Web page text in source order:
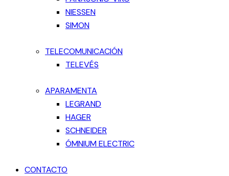
NIESSEN
SIMON
TELECOMUNICACIÓN
TELEVÉS
APARAMENTA
LEGRAND
HAGER
SCHNEIDER
ÓMNIUM ELECTRIC
CONTACTO